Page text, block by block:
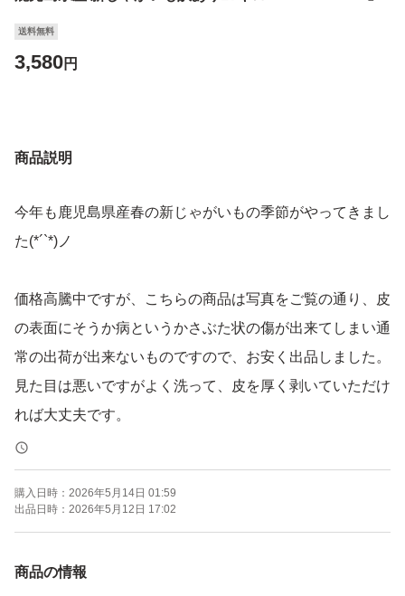
送料無料
3,580円
商品説明
今年も鹿児島県産春の新じゃがいもの季節がやってきまし
た(*´`*)ノ
価格高騰中ですが、こちらの商品は写真をご覧の通り、皮
の表面にそうか病というかさぶた状の傷が出来てしまい通
常の出荷が出来ないものですので、お安く出品しました。
見た目は悪いですがよく洗って、皮を厚く剥いていただけ
れば大丈夫です。
土付きのまま発送させて頂きます。
御理解くださる方のみご購入下さい。
※写真の通り訳あり品です。申し訳ございませんがご了承
購入日時： 2026年5月14日 01:59
出品日時： 2026年5月12日 17:02
商品の情報